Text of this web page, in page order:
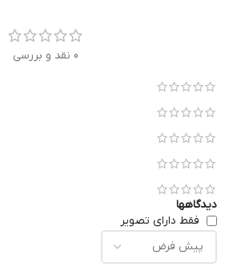
0 نقد و بررسی
دیدگاهها
فقط دارای تصویر